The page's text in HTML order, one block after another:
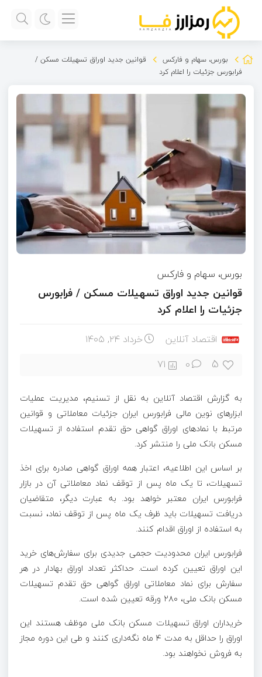
بورس، سهام و فارکس
قوانین جدید اوراق تسهیلات مسکن /
فرابورس جزئیات را اعلام کرد
بورس، سهام و فارکس
قوانین جدید اوراق تسهیلات مسکن / فرابورس
جزئیات را اعلام کرد
اقتصاد آنلاین خرداد ۲۴, ۱۴۰۵
5
0
71
به گزارش اقتصاد آنلاین به نقل از تسنیم، مدیریت عملیات
ابزار‌های نوین مالی فرابورس ایران جزئیات معاملاتی و قوانین
مرتبط با نماد‌های اوراق گواهی حق تقدم استفاده از تسهیلات
مسکن بانک ملی را منتشر کرد.
بر اساس این اطلاعیه، اعتبار همه اوراق گواهی صادره برای اخذ
تسهیلات، تا یک ماه پس از توقف نماد معاملاتی آن در بازار
فرابورس ایران معتبر خواهد بود. به عبارت دیگر، متقاضیان
دریافت تسهیلات باید ظرف یک ماه پس از توقف نماد، نسبت
به استفاده از اوراق اقدام کنند.
فرابورس ایران محدودیت حجمی جدیدی برای سفارش‌های خرید
این اوراق تعیین کرده است. حداکثر تعداد اوراق بهادار در هر
سفارش برای نماد معاملاتی اوراق گواهی حق تقدم تسهیلات
مسکن بانک ملی، ۲۸۰ ورقه تعیین شده است.
خریداران اوراق تسهیلات مسکن بانک ملی موظف هستند این
اوراق را حداقل به مدت ۴ ماه نگه‌داری کنند و طی این دوره مجاز
به فروش نخواهند بود.